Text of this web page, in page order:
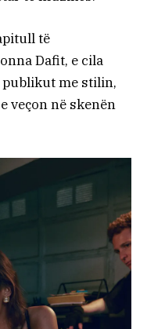
të
Dafit, e cila
publikut me stilin,
veçon në skenën